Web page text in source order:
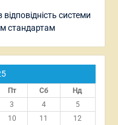
системи
стандартам
Пт Сб
Нд
3 4
5
10 11
12